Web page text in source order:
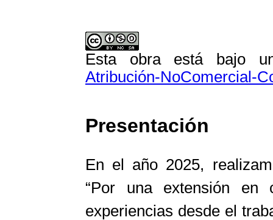
Esta obra está bajo
Atribución-NoComercial-
Presentación
En el año 2025,
“Por una extensión en
experiencias desde el